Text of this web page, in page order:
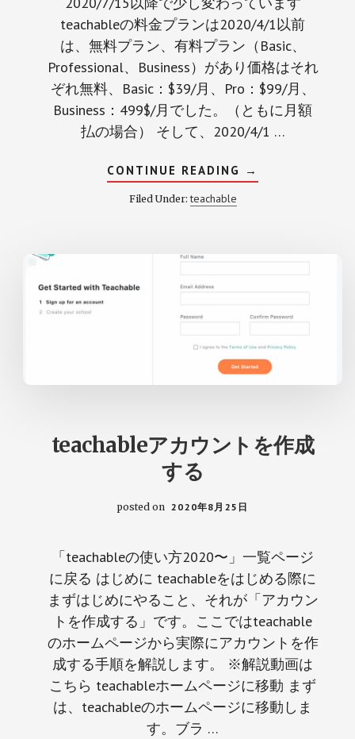
teachableの料金プランは2020/4/1以前
は、無料プラン、有料プラン（Basic、
Professional、Business）があり価格はそれ
ぞれ無料、Basic：$39/月、Pro：$99/月、
Business：499$/月でした。（ともに月額
払の場合） そして、2020/4/1 …
CONTINUE READING ABOUT
TEACHABLE
→
Filed Under:teachable
teachableアカウントを作成
する
posted on 2020年8月25日
「teachableの使い方2020〜」一覧ページ
に戻る はじめに teachableをはじめる際に
まずはじめにやること、それが「アカウン
トを作成する」です。ここではteachable
のホームページから実際にアカウントを作
成する手順を解説します。 ※解説動画は
こちら teachableホームページに移動 まず
は、teachableのホームページに移動しま
す。ブラ …